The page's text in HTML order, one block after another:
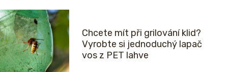
Chcete mít při grilování klid?
Vyrobte si jednoduchý lapač
vos z PET lahve